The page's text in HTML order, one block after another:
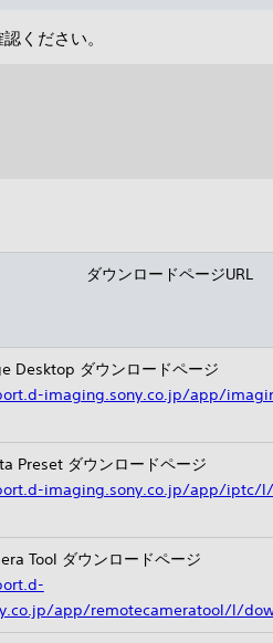
ください。
ダウンロードページURL
Desktop ダウンロードページ
imaging.sony.co.jp/app/
Preset ダウンロードページ
imaging.sony.co.jp/app/iptc/
Tool ダウンロードページ
app/remotecameratool/l/